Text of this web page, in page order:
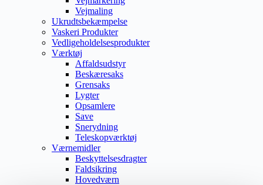
Vejmaling
Ukrudtsbekæmpelse
Vaskeri Produkter
Vedligeholdelsesprodukter
Værktøj
Affaldsudstyr
Beskæresaks
Grensaks
Lygter
Opsamlere
Save
Snerydning
Teleskopværktøj
Værnemidler
Beskyttelsesdragter
Faldsikring
Hovedværn